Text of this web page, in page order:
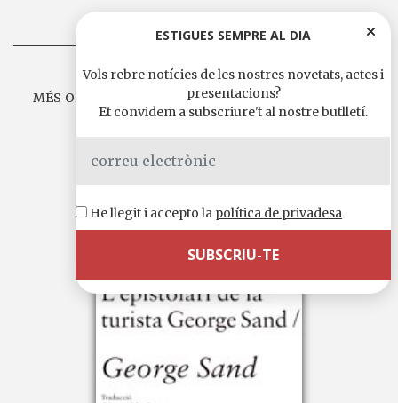
MÉS OBRES DE GEORGE SAND A EDICIONS DE 1984
ESTIGUES SEMPRE AL DIA
Vols rebre notícies de les nostres novetats, actes i
presentacions?
Et convidem a subscriure't al nostre butlletí.
He llegit i accepto la política de privadesa